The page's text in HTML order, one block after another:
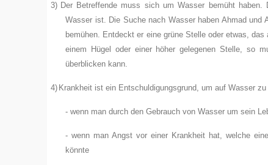
3) Der Betreffende muss sich um Wasser bemüht
Wasser ist. Die Suche nach Wasser haben Ahmad
bemühen. Entdeckt er eine grüne Stelle oder etwas,
einem Hügel oder einer höher gelegenen Stelle, so
überblicken kann.
4) Krankheit ist ein Entschuldigungsgrund, um auf Wasser
- wenn man durch den Gebrauch von Wasser um sein
- wenn man Angst vor einer Krankheit hat, welche
könnte